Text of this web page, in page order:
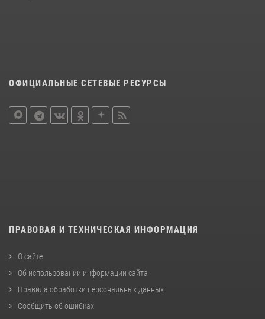
ОФИЦИАЛЬНЫЕ СЕТЕВЫЕ РЕСУРСЫ
ПРАВОВАЯ И ТЕХНИЧЕСКАЯ ИНФОРМАЦИЯ
О сайте
Об использовании информации сайта
Правила обработки персональных данных
Сообщить об ошибках